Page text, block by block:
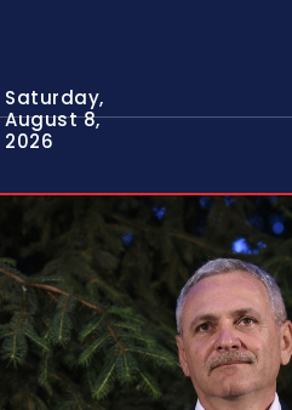
Saturday,
August 8,
2026